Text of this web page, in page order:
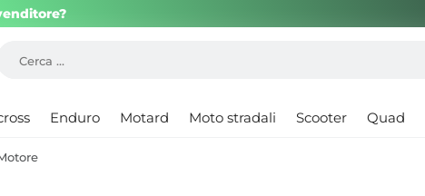
Enduro Motard Moto stradali Scooter Quad